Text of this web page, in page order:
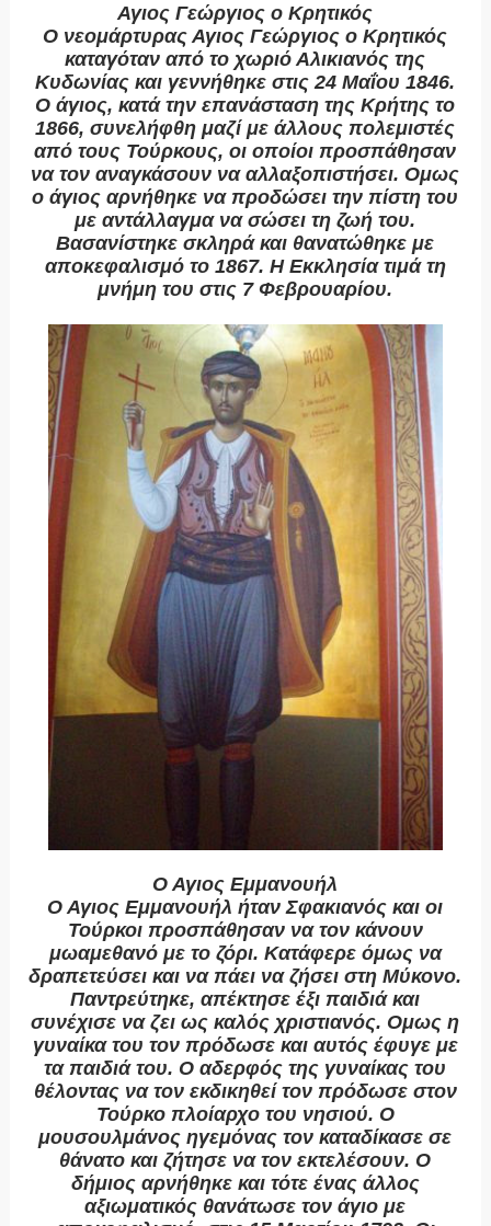
Αγιος Γεώργιος ο Κρητικός
Ο νεομάρτυρας Αγιος Γεώργιος ο Κρητικός
καταγόταν από το χωριό Αλικιανός της
Κυδωνίας και γεννήθηκε στις 24 Μαΐου 1846.
Ο άγιος, κατά την επανάσταση της Κρήτης το
1866, συνελήφθη μαζί με άλλους πολεμιστές
από τους Τούρκους, οι οποίοι προσπάθησαν
να τον αναγκάσουν να αλλαξοπιστήσει. Ομως
ο άγιος αρνήθηκε να προδώσει την πίστη του
με αντάλλαγμα να σώσει τη ζωή του.
Βασανίστηκε σκληρά και θανατώθηκε με
αποκεφαλισμό το 1867. Η Εκκλησία τιμά τη
μνήμη του στις 7 Φεβρουαρίου.
Ο Αγιος Εμμανουήλ
Ο Αγιος Εμμανουήλ ήταν Σφακιανός και οι
Τούρκοι προσπάθησαν να τον κάνουν
μωαμεθανό με το ζόρι. Κατάφερε όμως να
δραπετεύσει και να πάει να ζήσει στη Μύκονο.
Παντρεύτηκε, απέκτησε έξι παιδιά και
συνέχισε να ζει ως καλός χριστιανός. Ομως η
γυναίκα του τον πρόδωσε και αυτός έφυγε με
τα παιδιά του. Ο αδερφός της γυναίκας του
θέλοντας να τον εκδικηθεί τον πρόδωσε στον
Τούρκο πλοίαρχο του νησιού. Ο
μουσουλμάνος ηγεμόνας τον καταδίκασε σε
θάνατο και ζήτησε να τον εκτελέσουν. Ο
δήμιος αρνήθηκε και τότε ένας άλλος
αξιωματικός θανάτωσε τον άγιο με